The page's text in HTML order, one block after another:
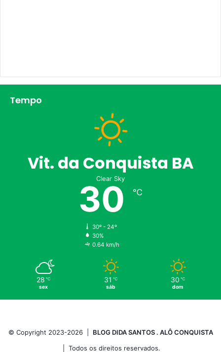
Tempo
Vit. da Conquista BA
Clear Sky
30 ℃
30º - 24º
30%
0.64 km/h
28 ℃
sex
31 ℃
sáb
30 ℃
dom
© Copyright 2023-2026 | BLOG DIDA SANTOS . ALÔ CONQUISTA
| Todos os direitos reservados.